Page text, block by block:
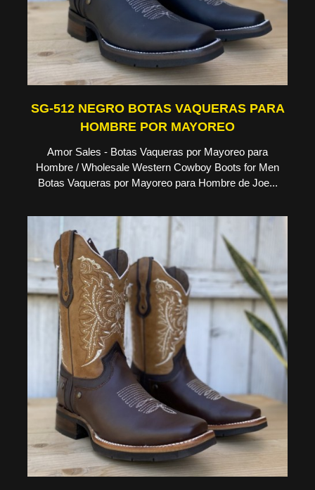
SG-512 NEGRO BOTAS VAQUERAS PARA
HOMBRE POR MAYOREO
Amor Sales - Botas Vaqueras por Mayoreo para
Hombre / Wholesale Western Cowboy Boots for Men
Botas Vaqueras por Mayoreo para Hombre de Joe...